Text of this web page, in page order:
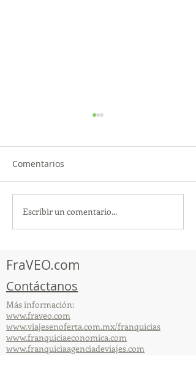
TourTravelynByFraveo
participó en la
Comentarios
Escribir un comentario...
FraVEO.com
Contáctanos
Más información:
www.fraveo.com
www.viajesenoferta.com.mx/franquicias
www.franquiciaeconomica.com
www.franquiciaagenciadeviajes.com